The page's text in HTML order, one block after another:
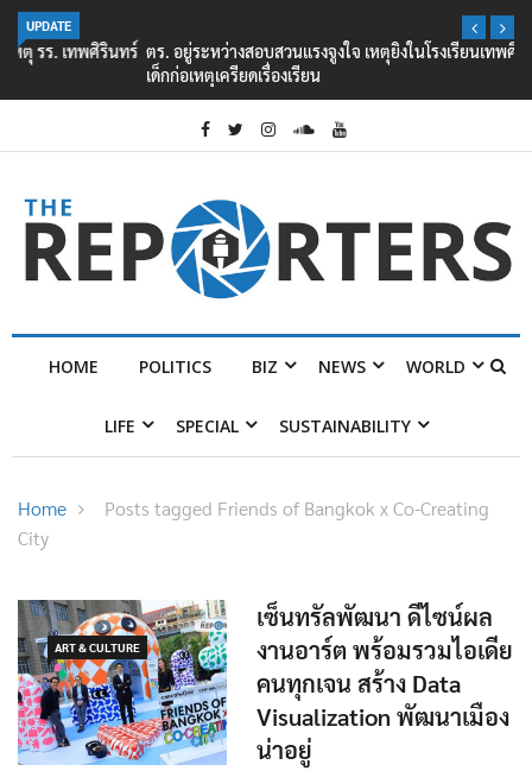
UPDATE
ตร. อยู่ระหว่างสอบสวนแรงจูงใจ เหตุยิงในโรงเรียนเทพศิรินทร์ นนทบุรี พบ
เด็กก่อเหตุเครียดเรื่องเรียน
HOME POLITICS BIZ NEWS WORLD
LIFE SPECIAL SUSTAINABILITY
Home
Posts tagged Friends of Bangkok x Co-Creating
City
ART & CULTURE
เซ็นทรัลพัฒนา ดีไซน์ผล
งานอาร์ต พร้อมรวมไอเดีย
คนทุกเจน สร้าง Data
Visualization พัฒนาเมือง
น่าอยู่